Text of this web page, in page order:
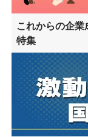
これからの企
特集